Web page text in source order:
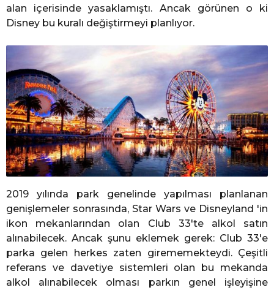
alan içerisinde yasaklamıştı. Ancak görünen o ki
Disney bu kuralı değiştirmeyi planlıyor.
2019 yılında park genelinde yapılması planlanan
genişlemeler sonrasında, Star Wars ve Disneyland 'in
ikon mekanlarından olan Club 33'te alkol satın
alınabilecek. Ancak şunu eklemek gerek: Club 33'e
parka gelen herkes zaten girememekteydi. Çeşitli
referans ve davetiye sistemleri olan bu mekanda
alkol alınabilecek olması parkın genel işleyişine